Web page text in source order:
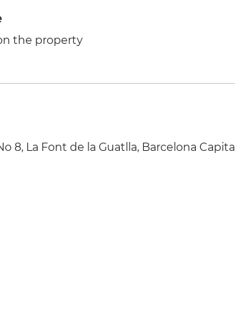
the property
8, La Font de la Guatlla, Barcelona Capital